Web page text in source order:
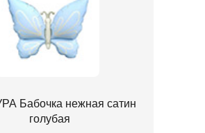
Бабочка нежная сатин
голубая